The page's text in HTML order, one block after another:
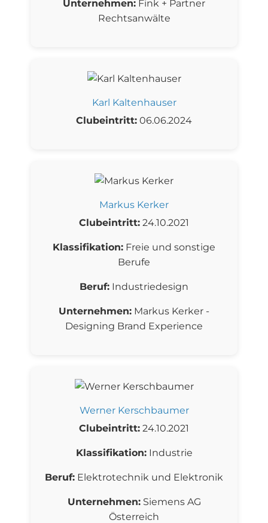
Unternehmen: Fink + Partner
Rechtsanwälte
Karl Kaltenhauser
Clubeintritt: 06.06.2024
Markus Kerker
Clubeintritt: 24.10.2021
Klassifikation: Freie und sonstige
Berufe
Beruf: Industriedesign
Unternehmen: Markus Kerker -
Designing Brand Experience
Werner Kerschbaumer
Clubeintritt: 24.10.2021
Klassifikation:Industrie
Beruf: Elektrotechnik und Elektronik
Unternehmen:Siemens AG
Österreich